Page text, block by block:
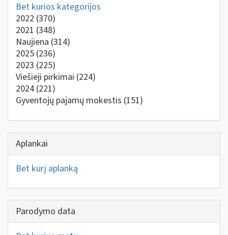
Bet kurios kategorijos
2022 (370)
2021 (348)
Naujiena (314)
2025 (236)
2023 (225)
Viešieji pirkimai (224)
2024 (221)
Gyventojų pajamų mokestis (151)
Aplankai
Bet kurį aplanką
Parodymo data